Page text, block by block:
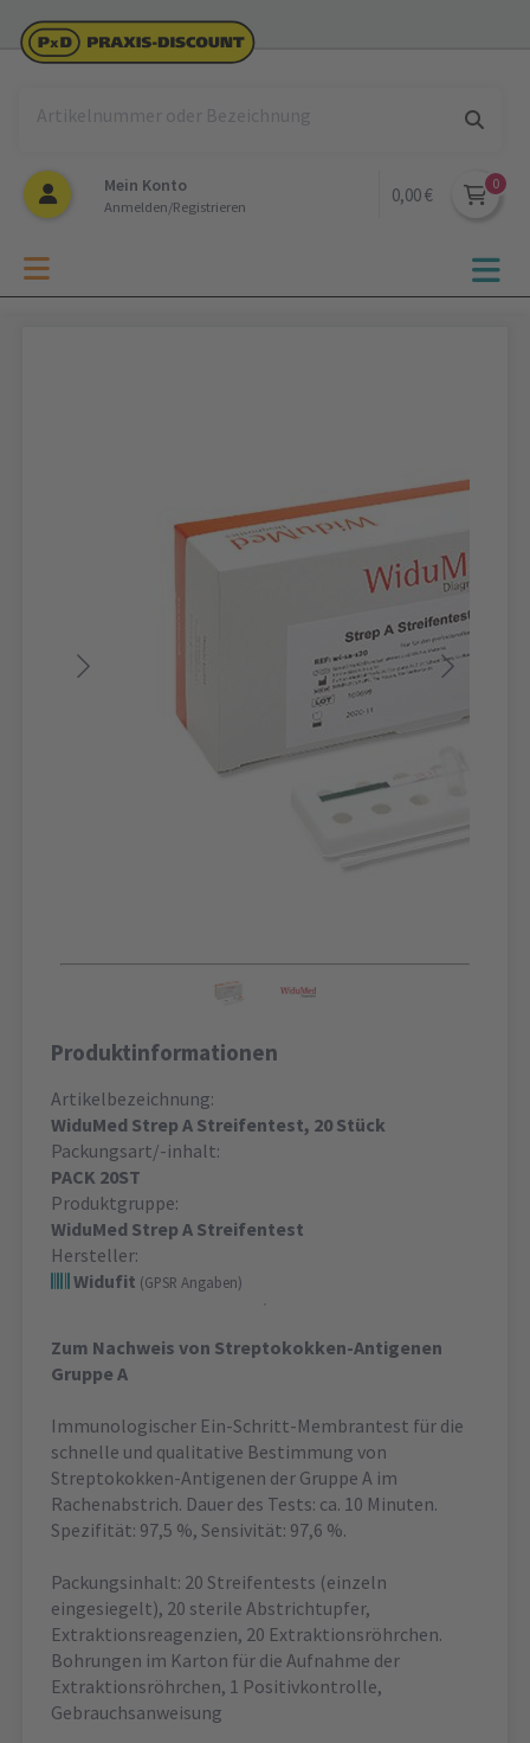
Mein Konto
Anmelden/Registrieren
0,00 €
Produktinformationen
Artikelbezeichnung:
WiduMed Strep A Streifentest, 20 Stück
Packungsart/-inhalt:
PACK 20ST
Produktgruppe:
WiduMed Strep A Streifentest
Hersteller:
Widufit (GPSR Angaben)
Zum Nachweis von Streptokokken-Antigenen
Gruppe A
Immunologischer Ein-Schritt-Membrantest für die
schnelle und qualitative Bestimmung von
Streptokokken-Antigenen der Gruppe A im
Rachenabstrich. Dauer des Tests: ca. 10 Minuten.
Spezifität: 97,5 %, Sensivität: 97,6 %.
Packungsinhalt: 20 Streifentests (einzeln
eingesiegelt), 20 sterile Abstrichtupfer,
Extraktionsreagenzien, 20 Extraktionsröhrchen.
Bohrungen im Karton für die Aufnahme der
Extraktionsröhrchen, 1 Positivkontrolle,
Gebrauchsanweisung